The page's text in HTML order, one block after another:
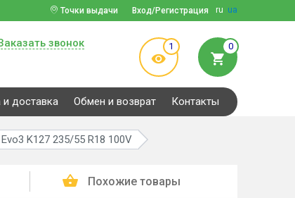
ru ua
Вход/Регистрация
Точки выдачи
звонок 1 0
и доставка Обмен и возврат Контакты
K127 235/55 R18 100V
Похожие товары